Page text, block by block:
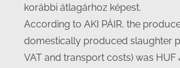
korábbi átlagárhoz képest.
According to AKI PÁIR, the
domestically produced slaughter
VAT and transport costs) was